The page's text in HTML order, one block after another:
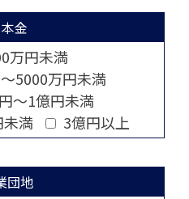
金
万円未満
5000万円未満
～1億円未満
未満
3億円以上
団地